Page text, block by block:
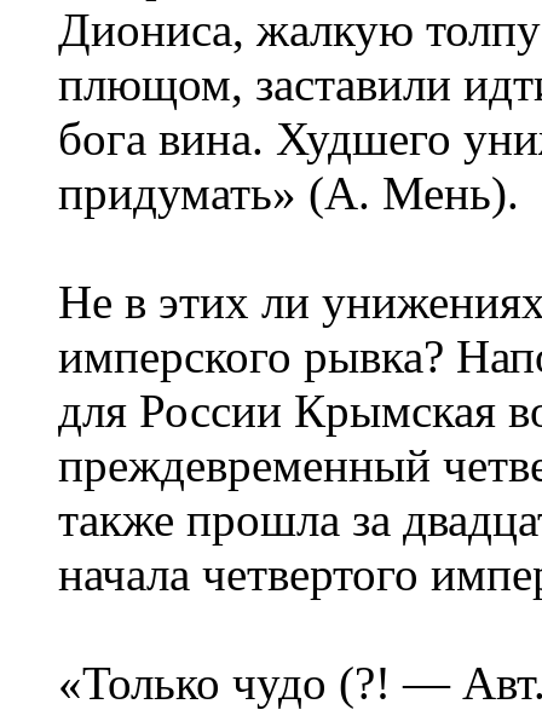
Диониса, жалкую
плющом, заставили
бога вина. Худшего
придумать» (А. Мень).
Не в этих ли
имперского рывка?
для России Крымская
преждевременный
также прошла за
начала четвертого
«Только чудо (?! —